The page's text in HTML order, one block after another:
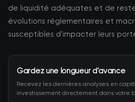
de liquidité adéquates et de
évolutions réglementaires et
susceptibles d'impacter leurs
Gardez une longueur d'avance
Recevez les dernières analyses en
investissement directement dans votre